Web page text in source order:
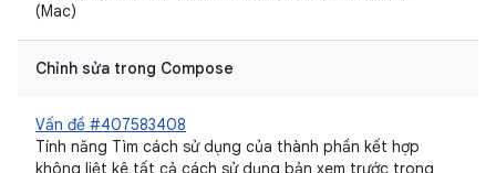
(Mac)
Chỉnh sửa trong Compose
Vấn đề #407583408
Tính năng Tìm cách sử dụng của thành phần kết hợp
không liệt kê tất cả cách sử dụng bản xem trước trong